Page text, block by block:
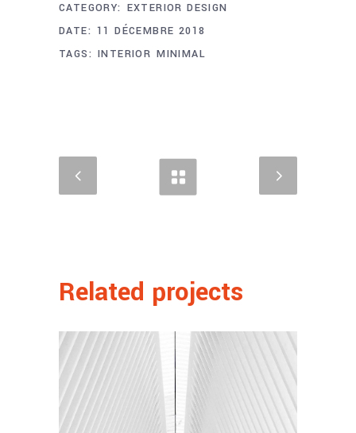
CATEGORY: EXTERIOR DESIGN
DATE: 11 DÉCEMBRE 2018
TAGS: INTERIOR MINIMAL
Related projects